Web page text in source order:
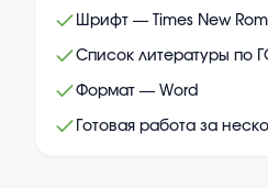
Шрифт — Times New
Список литературы по
Формат — Word
Готовая работа за